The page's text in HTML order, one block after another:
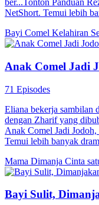
ber...Tonton Panduan
NetShort. Temui lebih
Bayi Comel Kelahiran
Anak Comel Jadi
71 Episodes
Eliana bekerja sambilan
dengan Zharif yang
Anak Comel Jadi
Temui lebih banyak
Mama Dimanja Cinta
Bayi Sulit,